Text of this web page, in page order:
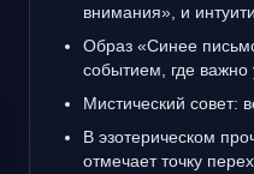
внимания», и
Образ «Синее
событием, где важно
Мистический совет:
В эзотерическом
отмечает точку